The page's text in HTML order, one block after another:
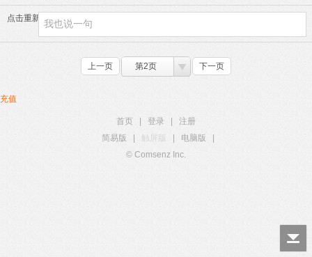
点击重新加载
上一页 第2页 下一页
充值
首页 登录
注册
简易版
触屏版 电脑版
© Comsenz Inc.